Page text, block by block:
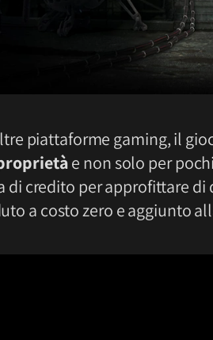
piattaforme gaming, il
e non solo per
di credito per approfittare di
a costo zero e aggiunto